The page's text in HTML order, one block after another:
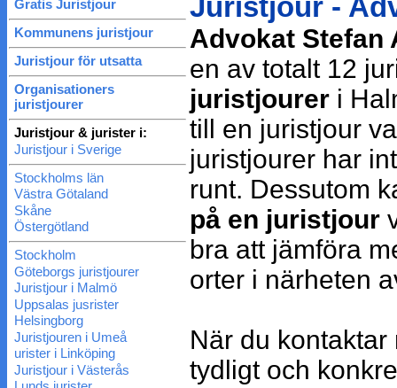
Gratis Juristjour
Kommunens juristjour
Juristjour för utsatta
Organisationers
juristjourer
Juristjour & jurister i:
Juristjour i Sverige
Stockholms län
Västra Götaland
Skåne
Östergötland
Stockholm
Göteborgs juristjourer
Juristjour i Malmö
Uppsalas jusrister
Helsingborg
Juristjouren i Umeå
urister i Linköping
Juristjour i Västerås
Juristjour -
Advokat Stefan
en av totalt 12
juristjourer i
till en juristjour
juristjourer har
runt. Dessutom
på en juristjour
bra att jämföra
orter i närheten
När du
tydligt och